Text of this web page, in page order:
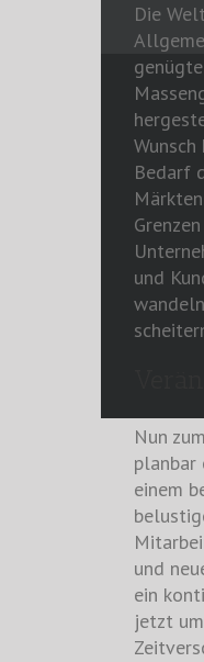
Die
Bedarf
und
Nun
planbar
einem
und
ein
jetzt